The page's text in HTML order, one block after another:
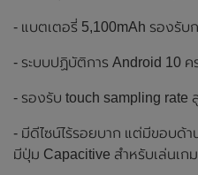
- แบตเตอรี่ 5,100mAh รองรับก
- ระบบปฏิบัติการ Android 10
- รองรับ touch sampling rate
- มีดีไซน์ไร้รอยบาก แต่มีขอบด้
มีปุ่ม Capacitive สำหรับเล่นเก